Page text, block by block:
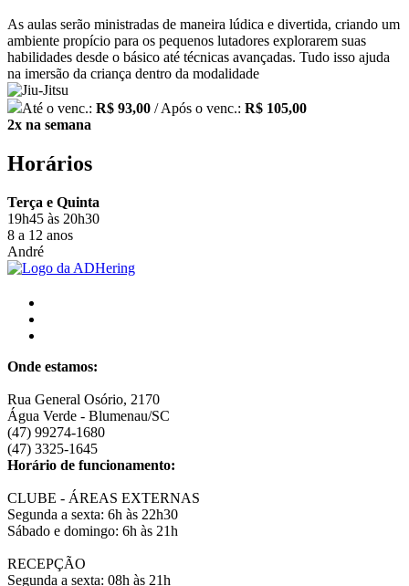
As aulas serão ministradas de maneira lúdica e divertida, criando um
ambiente propício para os pequenos lutadores explorarem suas
habilidades desde o básico até técnicas avançadas. Tudo isso ajuda
na imersão da criança dentro da modalidade
Até o venc.: R$ 93,00 / Após o venc.: R$ 105,00
2x na semana
Horários
Terça e Quinta
19h45 às 20h30
8 a 12 anos
André
Onde estamos:
Rua General Osório, 2170
Água Verde - Blumenau/SC
(47) 99274-1680
(47) 3325-1645
Horário de funcionamento:
CLUBE - ÁREAS EXTERNAS
Segunda a sexta: 6h às 22h30
Sábado e domingo: 6h às 21h
RECEPÇÃO
Segunda a sexta: 08h às 21h